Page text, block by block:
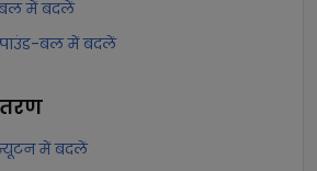
में बदलें
बल में बदलें
में बदलें